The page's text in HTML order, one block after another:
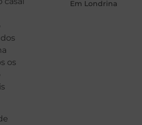
os
Em Londrina